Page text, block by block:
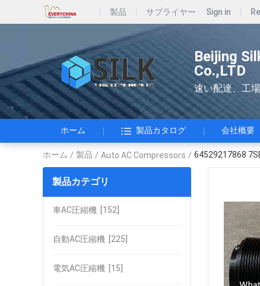
製品 サプライヤー Sign in
Beijing
Co.,LTD
速い配達、工
ホーム 製品カタログ 会社概要
ホーム / 製品 / Auto AC Compressors / 64529217868
製品カテゴリ
車AC圧縮機 [152]
自動AC圧縮機 [225]
電気AC圧縮機 [15]